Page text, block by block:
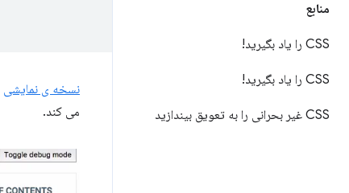
منابع
CSS را یاد بگیرید!
CSS را یاد بگیرید!
CSS غیر بحرانی را به تعویق بیندازید
نسخه ی نمایشی
می کند.